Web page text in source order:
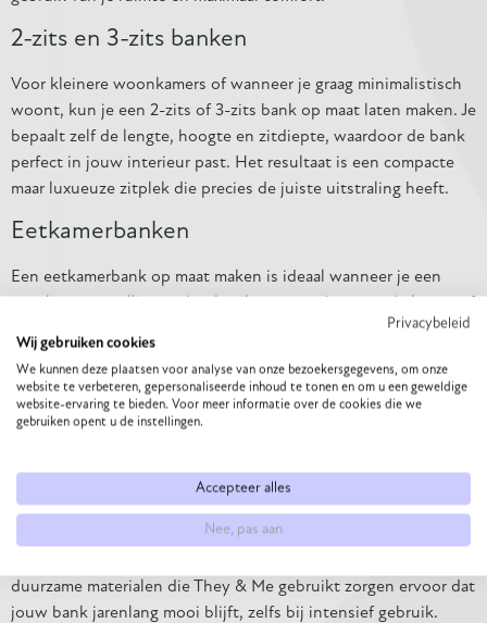
2-zits en 3-zits banken
Voor kleinere woonkamers of wanneer je graag minimalistisch
woont, kun je een 2-zits of 3-zits bank op maat laten maken. Je
bepaalt zelf de lengte, hoogte en zitdiepte, waardoor de bank
perfect in jouw interieur past. Het resultaat is een compacte
maar luxueuze zitplek die precies de juiste uitstraling heeft.
Eetkamerbanken
Een eetkamerbank op maat maken is ideaal wanneer je een
op jouw tafel en kiest een materiaal dat past bij jouw
woonstijl. Het zorgt voor een open, sociale uitstraling en geeft
je eethoek een bijzonder karakter.
Stoffen banken op maat
Wanneer je kiest voor een gestoffeerde bank op maat, krijg je
volledige vrijheid om de stof te kiezen die past bij jouw ruimte
en levensstijl. Van zachte texturen tot moderne weefsels,
duurzame materialen die They & Me gebruikt zorgen ervoor dat
jouw bank jarenlang mooi blijft, zelfs bij intensief gebruik.
Privacybeleid
Wij gebruiken cookies
We kunnen deze plaatsen voor analyse van onze bezoekersgegevens, om onze
website te verbeteren, gepersonaliseerde inhoud te tonen en om u een geweldige
website-ervaring te bieden. Voor meer informatie over de cookies die we
gebruiken opent u de instellingen.
Accepteer alles
Nee, pas aan